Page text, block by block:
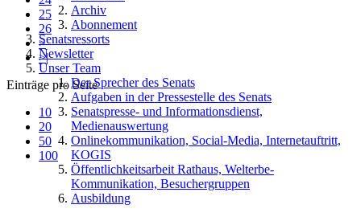
25
26
>
>|
Einträge pro Seite
10
20
50
100
Archiv
Abonnement
Senatsressorts
Newsletter
Unser Team
Der Sprecher des Senats
Aufgaben in der Pressestelle des Senats
Senatspresse- und Informationsdienst,
Medienauswertung
Onlinekommunikation, Social-Media, Internetauftritt,
KOGIS
Öffentlichkeitsarbeit Rathaus, Welterbe-
Kommunikation, Besuchergruppen
Ausbildung